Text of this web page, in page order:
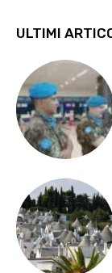
ULTIMI